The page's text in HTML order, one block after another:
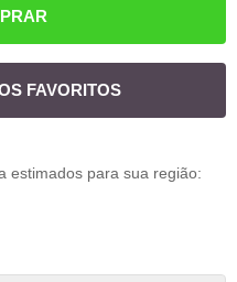
FAVORITOS
estimados para sua região: